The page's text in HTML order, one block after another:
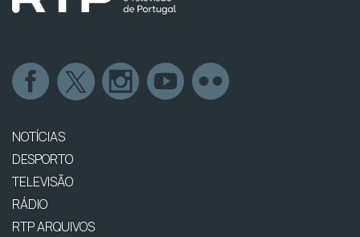
NOTÍCIAS
DESPORTO
TELEVISÃO
RÁDIO
RTP ARQUIVOS